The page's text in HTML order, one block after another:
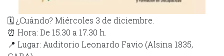
🗓 ¿Cuándo? Miércoles 3 de diciembre.
⏰ Hora: De 15.30 a 17.30 h.
📍 Lugar: Auditorio Leonardo Favio (Alsina 1835,